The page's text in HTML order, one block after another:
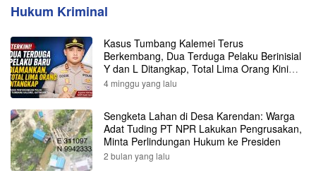
Hukum Kriminal
Kasus Tumbang Kalemei Terus
Berkembang, Dua Terduga Pelaku Berinisial
Y dan L Ditangkap, Total Lima Orang Kini
Diamankan Polisi
4 minggu yang lalu
Sengketa Lahan di Desa Karendan: Warga
Adat Tuding PT NPR Lakukan Pengrusakan,
Minta Perlindungan Hukum ke Presiden
2 bulan yang lalu